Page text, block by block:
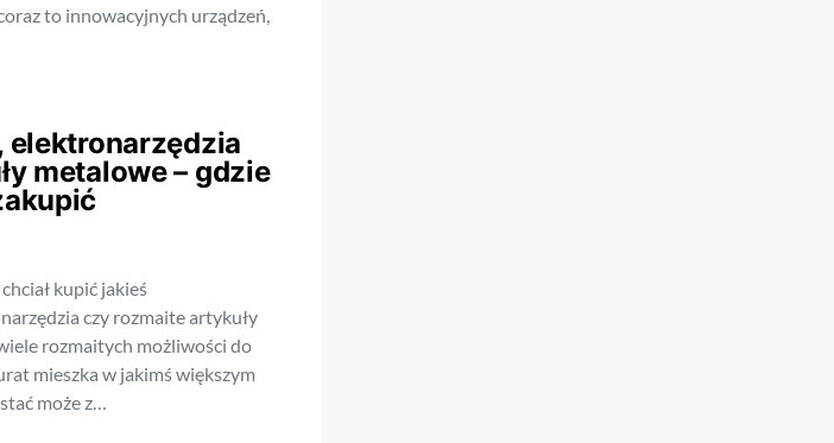
to innowacyjnych urządzeń,
elektronarzędzia
metalowe – gdzie
kupić jakieś
czy rozmaite artykuły
rozmaitych możliwości do
mieszka w jakimś większym
może z…